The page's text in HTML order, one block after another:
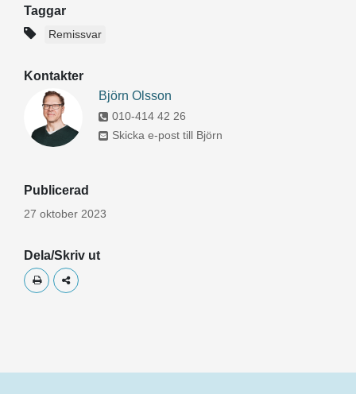
Taggar
Remissvar
Kontakter
Björn Olsson
010-414 42 26
Skicka e-post till Björn
Publicerad
27 oktober 2023
Dela/Skriv ut
Skriv utDela